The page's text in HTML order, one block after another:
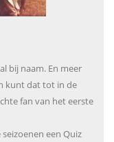
bij naam. En meer
kunt dat tot in de
fan van het eerste
een Quiz